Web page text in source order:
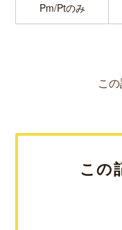
Pm/Ptのみ
こ
この